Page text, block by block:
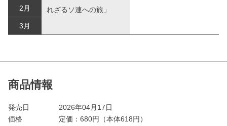
れざるソ連への旅」
2月
3月
商品情報
発売日
2026年04月17日
価格
定価： 680円（本体618円）